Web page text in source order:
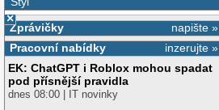
×
napište »
Zprávičky
inzerujte »
Pracovní nabídky
EK: ChatGPT i Roblox mohou spadat
pod přísnější pravidla
dnes 08:00 | IT novinky